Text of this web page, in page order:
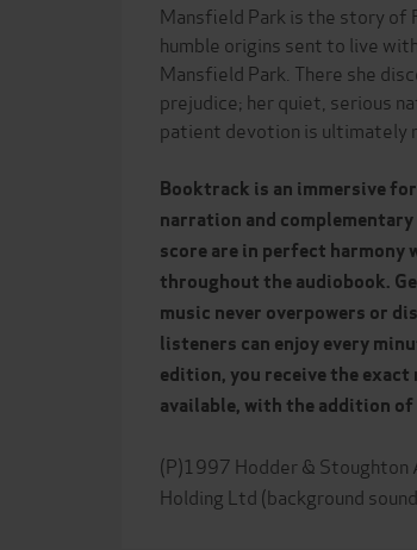
Mansfield Park is the story of
humble origins sent to live
Mansfield Park. There she
prejudice; her quiet, serious
patient devotion is ultimately
Booktrack is an immersive
narration and
score are in perfect harmony
throughout the audiobook.
music never overpowers or
listeners can enjoy every
edition, you receive the
available, with the addition
(P)1997 Hodder & Stoughton